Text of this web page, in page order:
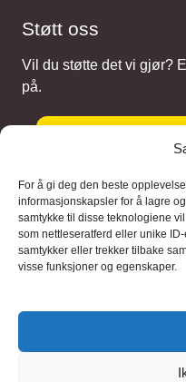
For å gi deg den beste
informasjonskapsler for å lagre
samtykke til disse teknologiene
som nettleseratferd eller unike
samtykker eller trekker tilbake
visse funksjoner og egenskaper.
Støtt oss
Vil du støtte det vi gjør?
på.
Gi et bidrag
Blaaregn – digitale